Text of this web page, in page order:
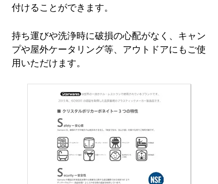
付けることができます。
持ち運びや洗浄時に破損の心配がなく、キャン
プや屋外ケータリング等、アウトドアにもご使
用いただけます。